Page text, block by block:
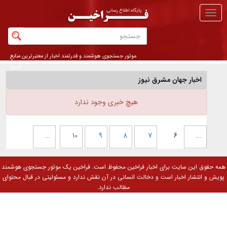
منو
اصلی
موتور جستجوی هوشمند و قدرتمند اخبار از معتبرترین منابع
اخبار جهان مشرق نیوز
هیچ خبری وجود ندارد
...
6
7
8
9
10
...
همه حقوق این سایت برای اخبار فراخین محفوظ است. فراخین یک موتور جستجوی هوشمند
پویش و انتشار اخبار است و دخالت انسانی در آن نقش ندارد و مسئولیتی در قبال محتوای
مطالب ندارد.